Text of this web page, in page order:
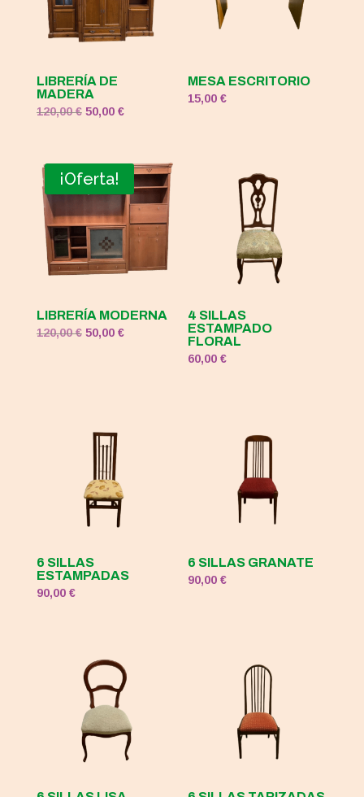
LIBRERÍA DE
MADERA
120,00€ El
era:
120,00 €.
50,00 €El
es:
50,00 €.
MESA ESCRITORIO
15,00€
¡Oferta!
LIBRERÍA MODERNA
120,00€ El
50,00 €El
4 SILLAS
ESTAMPADO
FLORAL
60,00€
6 SILLAS
ESTAMPADAS
90,00 €
6 SILLAS GRANATE
90,00€